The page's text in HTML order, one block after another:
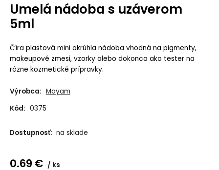
Umelá nádoba s uzáverom
5ml
Číra plastová mini okrúhla nádoba vhodná na pigmenty,
makeupové zmesi, vzorky alebo dokonca ako tester na
rôzne kozmetické prípravky.
Výrobca: Mayam
Kód: 0375
Dostupnosť: na sklade
0.69 € ks